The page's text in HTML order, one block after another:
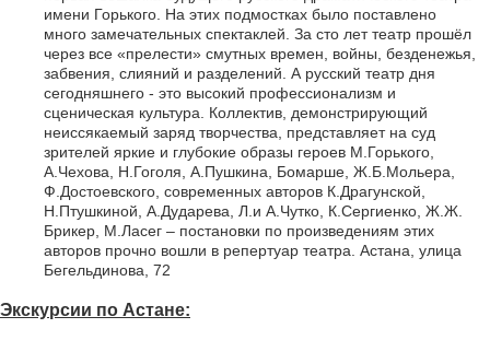
имени Горького. На этих подмостках было поставлено
много замечательных спектаклей. За сто лет театр прошёл
через все «прелести» смутных времен, войны, безденежья,
забвения, слияний и разделений. А русский театр дня
сегодняшнего - это высокий профессионализм и
сценическая культура. Коллектив, демонстрирующий
неиссякаемый заряд творчества, представляет на суд
зрителей яркие и глубокие образы героев М.Горького,
А.Чехова, Н.Гоголя, А.Пушкина, Бомарше, Ж.Б.Мольера,
Ф.Достоевского, современных авторов К.Драгунской,
Н.Птушкиной, А.Дударева, Л.и А.Чутко, К.Сергиенко, Ж.Ж.
Брикер, М.Ласег – постановки по произведениям этих
авторов прочно вошли в репертуар театра. Астана, улица
Бегельдинова, 72
Экскурсии по Астане: